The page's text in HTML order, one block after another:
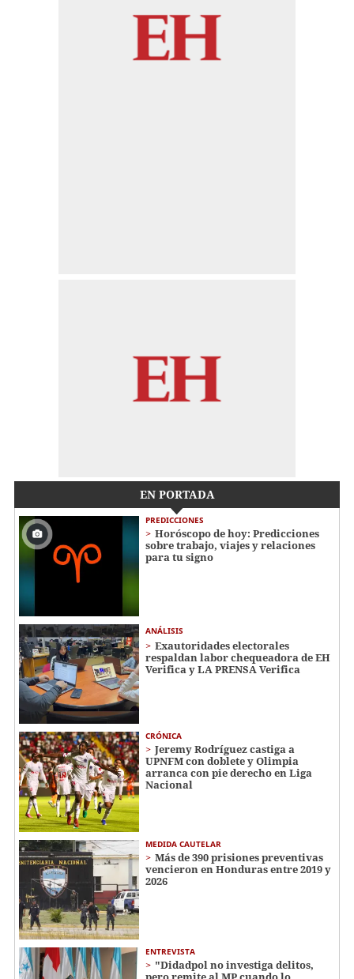
EN PORTADA
PREDICCIONES
Horóscopo de hoy: Predicciones
sobre trabajo, viajes y relaciones
para tu signo
ANÁLISIS
Exautoridades electorales
respaldan labor chequeadora de EH
Verifica y LA PRENSA Verifica
CRÓNICA
Jeremy Rodríguez castiga a
UPNFM con doblete y Olimpia
arranca con pie derecho en Liga
Nacional
MEDIDA CAUTELAR
Más de 390 prisiones preventivas
vencieron en Honduras entre 2019 y
2026
ENTREVISTA
"Didadpol no investiga delitos,